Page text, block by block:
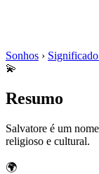
Sonhos ›
💫
Resumo
Salvatore é um
religioso e cultural.
🌍